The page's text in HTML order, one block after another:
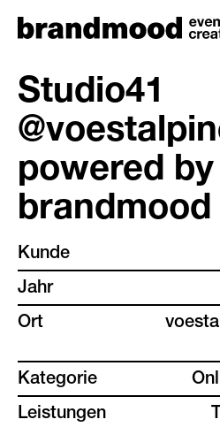
leistungen
team
projekte
kunden
green events
Studio41
powered by
brandmood
Kunde
Jahr
Ort
Kategorie
Leistungen